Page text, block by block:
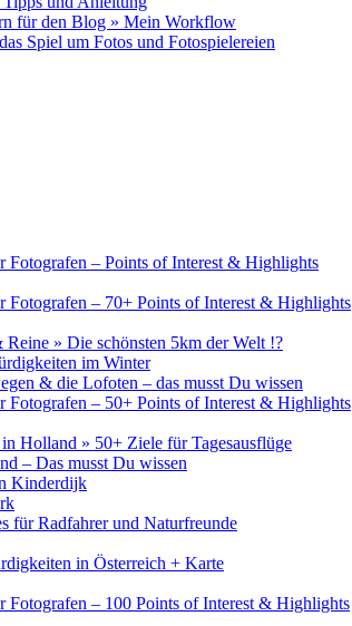
für den Blog » Mein Workflow
Spiel um Fotos und Fotospielereien
Fotografen – Points of Interest & Highlights
Fotografen – 70+ Points of Interest & Highlights
» Die schönsten 5km der Welt !?
im Winter
& die Lofoten – das musst Du wissen
Fotografen – 50+ Points of Interest & Highlights
Holland » 50+ Ziele für Tagesausflüge
– Das musst Du wissen
Kinderdijk
für Radfahrer und Naturfreunde
in Österreich + Karte
Fotografen – 100 Points of Interest & Highlights